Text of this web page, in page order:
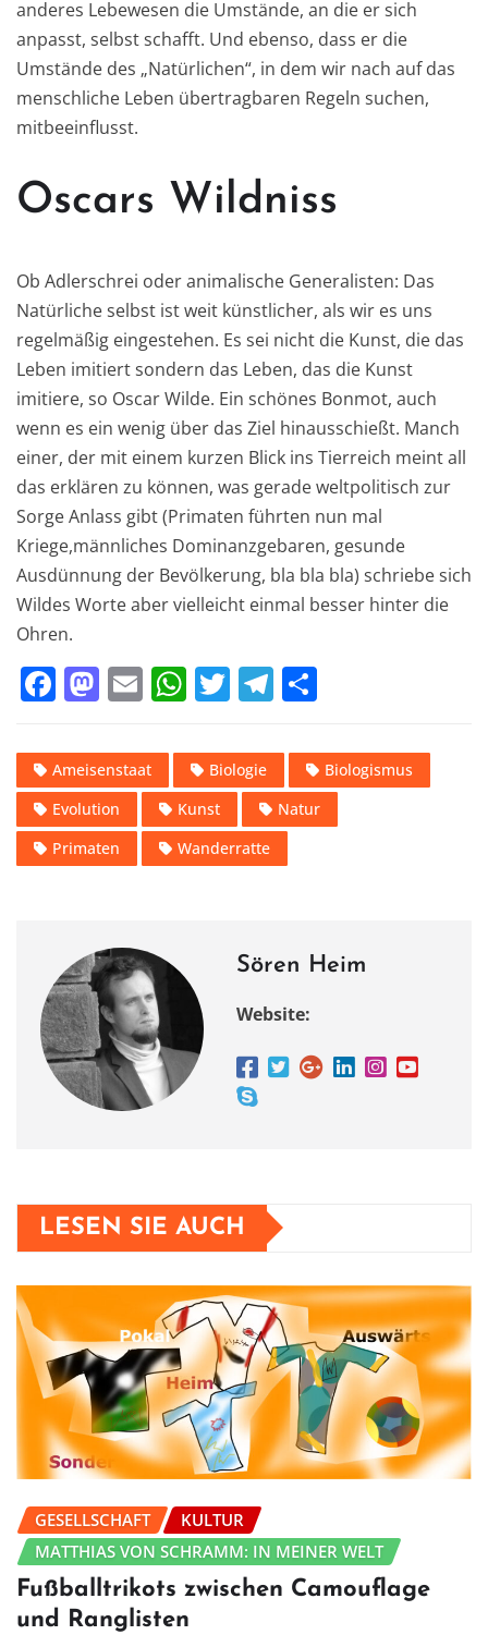
anderes Lebewesen die Umstände, an die er sich
anpasst, selbst schafft. Und ebenso, dass er die
Umstände des „Natürlichen“, in dem wir nach auf das
menschliche Leben übertragbaren Regeln suchen,
mitbeeinflusst.
Oscars Wildniss
Ob Adlerschrei oder animalische Generalisten: Das
Natürliche selbst ist weit künstlicher, als wir es uns
regelmäßig eingestehen. Es sei nicht die Kunst, die das
Leben imitiert sondern das Leben, das die Kunst
imitiere, so Oscar Wilde. Ein schönes Bonmot, auch
wenn es ein wenig über das Ziel hinausschießt. Manch
einer, der mit einem kurzen Blick ins Tierreich meint all
das erklären zu können, was gerade weltpolitisch zur
Sorge Anlass gibt (Primaten führten nun mal
Kriege,männliches Dominanzgebaren, gesunde
Ausdünnung der Bevölkerung, bla bla bla) schriebe sich
Wildes Worte aber vielleicht einmal besser hinter die
Ohren.
F
c
e
b
o
M
st
o
d
o
E
ai
l
W
at
s
A
p
T
it
te
r
T
e
gr
a
m
le
n
Ameisenstaat Biologie
Biologismus
Evolution
Kunst
Natur
Primaten
Wanderratte
Sören Heim
Website:
LESEN SIE AUCH
GESELLSCHAFT
KULTUR
MATTHIAS VON SCHRAMM: IN MEINER WELT
Fußballtrikots zwischen Camouflage
und Ranglisten